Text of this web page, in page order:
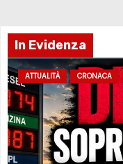
In Evidenza
ATTUALITÀ CRONACA